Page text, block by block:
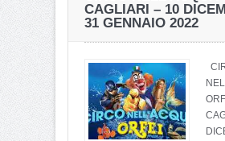
CAGLIARI – 10
31 GENNAIO 2022